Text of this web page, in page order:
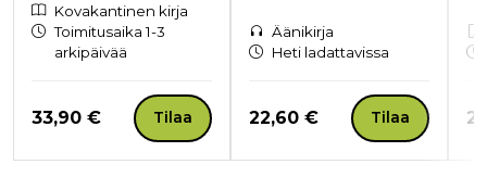
Kovakantinen kirja
Toimitusaika 1-3
arkipäivää
Hinta nyt
33,90 € Tilaa
Äänikirja
Heti ladattavissa
Hinta nyt
22,60 € Tilaa